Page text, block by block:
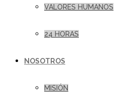
VALORES HUMANOS
24 HORAS
NOSOTROS
MISIÓN